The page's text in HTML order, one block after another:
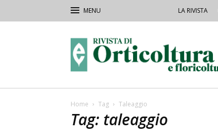
LA RIVISTA
Orticoltura
Home Tag Taleaggio
Tag: taleaggio